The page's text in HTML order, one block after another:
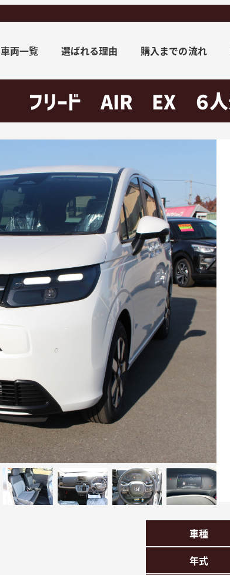
車両一覧 選ばれる理由 購入までの流れ
フリード AIR EX ６人
車種
年式